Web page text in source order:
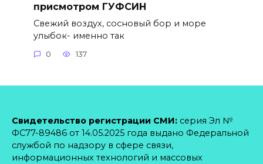
присмотром ГУФСИН
Свежий воздух, сосновый бор и море
улыбок- именно так
0 137
Свидетельство регистрации СМИ: серия Эл №
ФС77-89486 от 14.05.2025 года выдано Федеральной
службой по надзору в сфере связи,
информационных технологий и массовых